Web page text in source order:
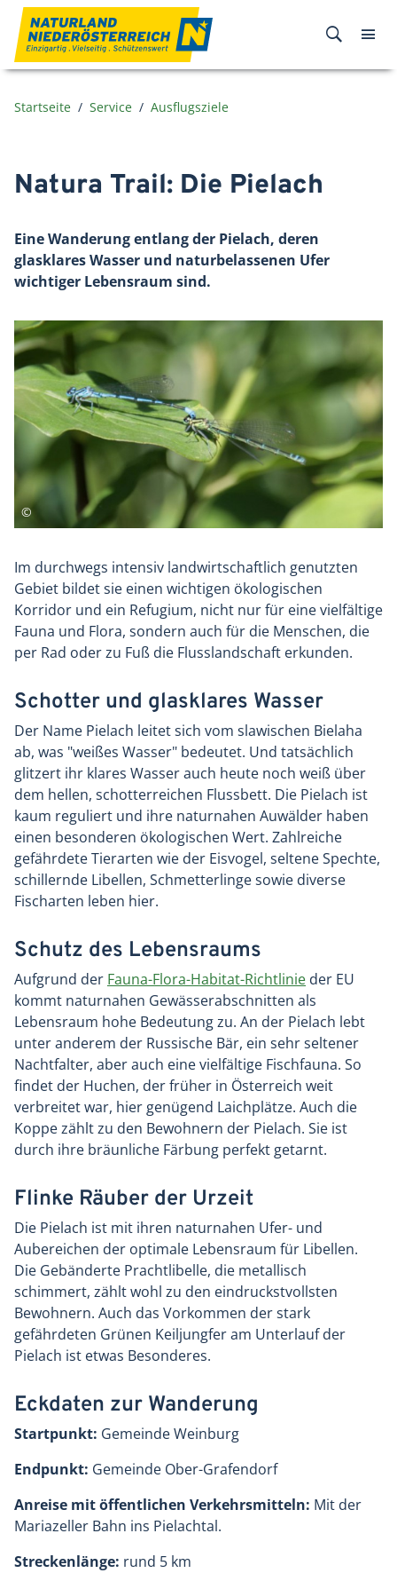
Zum Inhalt
Startseite Service Ausflugsziele
Natura Trail: Die Pielach
Eine Wanderung entlang der Pielach, deren
glasklares Wasser und naturbelassenen Ufer
wichtiger Lebensraum sind.
Im durchwegs intensiv landwirtschaftlich genutzten
Gebiet bildet sie einen wichtigen ökologischen
Korridor und ein Refugium, nicht nur für eine vielfältige
Fauna und Flora, sondern auch für die Menschen, die
per Rad oder zu Fuß die Flusslandschaft erkunden.
Schotter und glasklares Wasser
Der Name Pielach leitet sich vom slawischen Bielaha
ab, was "weißes Wasser" bedeutet. Und tatsächlich
glitzert ihr klares Wasser auch heute noch weiß über
dem hellen, schotterreichen Flussbett. Die Pielach ist
kaum reguliert und ihre naturnahen Auwälder haben
einen besonderen ökologischen Wert. Zahlreiche
gefährdete Tierarten wie der Eisvogel, seltene Spechte,
schillernde Libellen, Schmetterlinge sowie diverse
Fischarten leben hier.
Schutz des Lebensraums
Aufgrund der Fauna-Flora-Habitat-Richtlinie der EU
kommt naturnahen Gewässerabschnitten als
Lebensraum hohe Bedeutung zu. An der Pielach lebt
unter anderem der Russische Bär, ein sehr seltener
Nachtfalter, aber auch eine vielfältige Fischfauna. So
findet der Huchen, der früher in Österreich weit
verbreitet war, hier genügend Laichplätze. Auch die
Koppe zählt zu den Bewohnern der Pielach. Sie ist
durch ihre bräunliche Färbung perfekt getarnt.
Flinke Räuber der Urzeit
Die Pielach ist mit ihren naturnahen Ufer- und
Aubereichen der optimale Lebensraum für Libellen.
Die Gebänderte Prachtlibelle, die metallisch
schimmert, zählt wohl zu den eindruckstvollsten
Bewohnern. Auch das Vorkommen der stark
gefährdeten Grünen Keiljungfer am Unterlauf der
Pielach ist etwas Besonderes.
Eckdaten zur Wanderung
Startpunkt: Gemeinde Weinburg
Endpunkt: Gemeinde Ober-Grafendorf
Anreise mit öffentlichen Verkehrsmitteln: Mit der
Mariazeller Bahn ins Pielachtal.
Streckenlänge: rund 5 km